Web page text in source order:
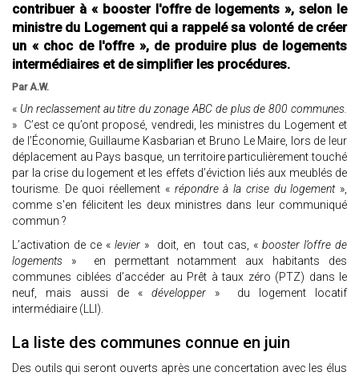
contribuer à « booster l'offre de logements », selon le
ministre du Logement qui a rappelé sa volonté de créer
un « choc de l'offre », de produire plus de logements
intermédiaires et de simplifier les procédures.
Par A.W.
« Un reclassement au titre du zonage ABC de plus de 800 communes.
» C’est ce qu’ont proposé, vendredi, les ministres du Logement et
de l’Économie, Guillaume Kasbarian et Bruno Le Maire, lors de leur
déplacement au Pays basque, un territoire particulièrement touché
par la crise du logement et les effets d’éviction liés aux meublés de
tourisme. De quoi réellement « répondre à la crise du logement»,
comme s'en félicitent les deux ministres dans leur communiqué
commun ?
L’activation de ce «levier » doit, en tout cas, « booster l’offre de
logements » en permettant notamment aux habitants des
communes ciblées d’accéder au Prêt à taux zéro (PTZ) dans le
neuf, mais aussi de « développer » du logement locatif
intermédiaire (LLI).
La liste des communes connue en juin
Des outils qui seront ouverts après une concertation avec les élus